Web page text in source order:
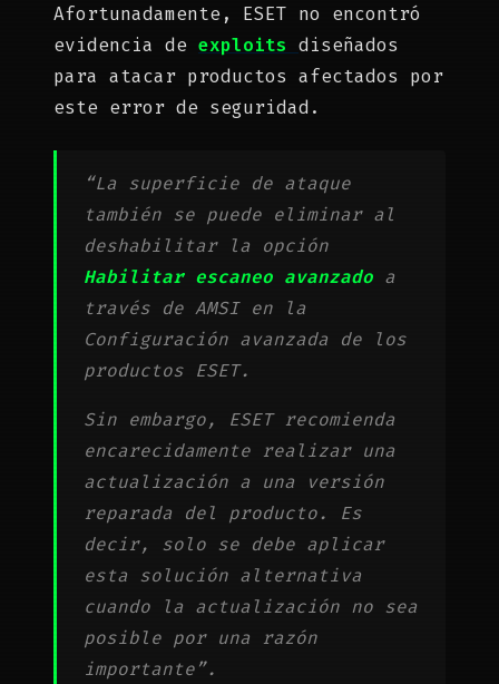
Afortunadamente, ESET no encontró
evidencia de exploits diseñados
para atacar productos afectados por
este error de seguridad.
“La superficie de ataque
también se puede eliminar al
deshabilitar la opción
Habilitar escaneo avanzado a
través de AMSI en la
Configuración avanzada de los
productos ESET.
Sin embargo, ESET recomienda
encarecidamente realizar una
actualización a una versión
reparada del producto. Es
decir, solo se debe aplicar
esta solución alternativa
cuando la actualización no sea
posible por una razón
importante”.